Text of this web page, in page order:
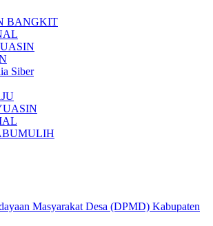
BANGKIT
Siber
Masyarakat Desa (DPMD) Kabupaten